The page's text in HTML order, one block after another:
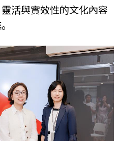
活與實效性的文化內容